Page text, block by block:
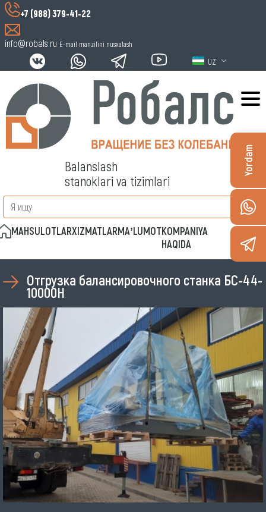
+7 (988) 379-41-22
info@robals.ru E-mail manzilini nusxalash
UZ
Balanslash
stanoklari va tizimlari
MAHSULOTLARXIZMATLARMAʼLUMOTKOMPANIYA
HAQIDA
Отгрузка балансировочного станка БС-44-
10000Н
Yordam